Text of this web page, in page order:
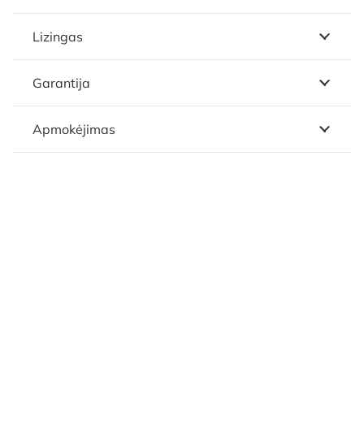
Lizingas
Garantija
Apmokėjimas